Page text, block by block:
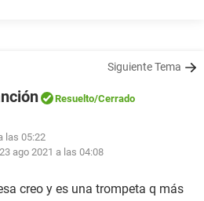
Siguiente Tema
Resuelto/Cerrado
las 05:22
23 ago 2021 a las 04:08
creo y es una trompeta q más